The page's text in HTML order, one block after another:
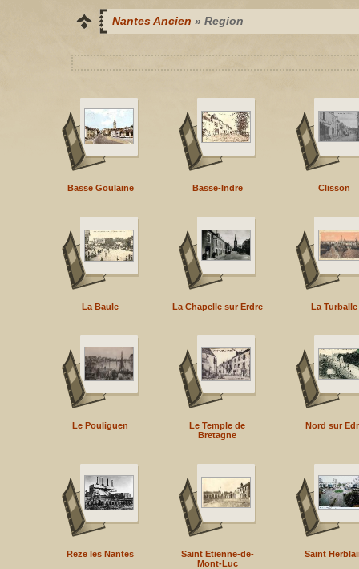
Nantes Ancien » Region
Basse Goulaine Basse-Indre Clisson
La Baule La Chapelle sur Erdre La Turballe
Le Pouliguen
Le Temple de
Bretagne
Nord sur
Reze les Nantes
Saint Etienne-de-
Mont-Luc
Saint